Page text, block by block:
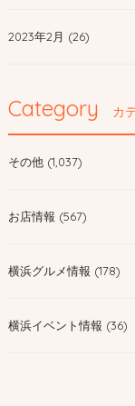
2023年2月 (26)
Category カ
その他 (1,037)
お店情報 (567)
横浜グルメ情報 (178)
横浜イベント情報 (36)